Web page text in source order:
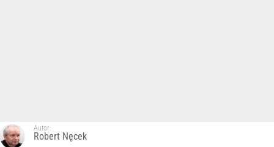
Autor:
Robert Nęcek